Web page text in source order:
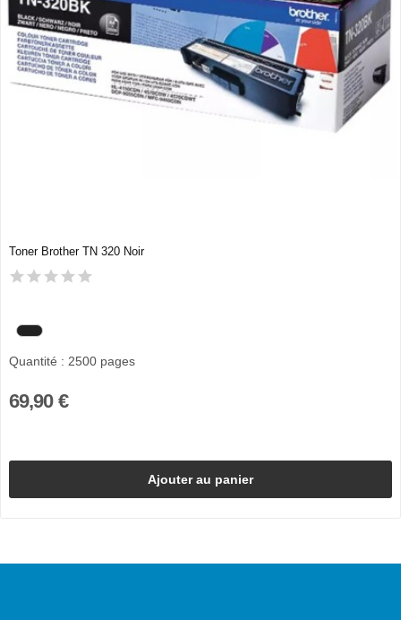
Toner Brother TN 320 Noir
Quantité : 2500 pages
69,90 €
Ajouter au panier